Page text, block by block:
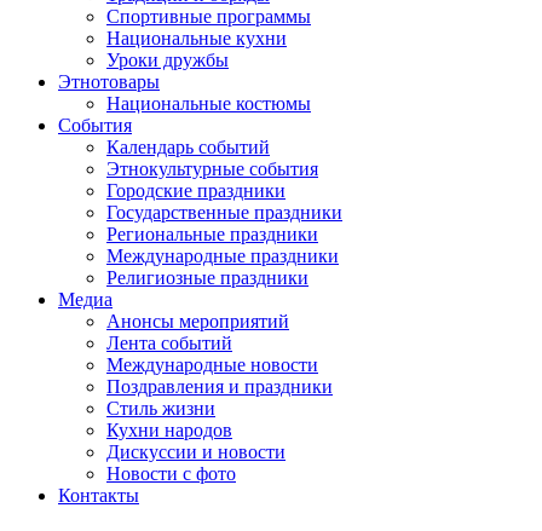
Спортивные программы
Национальные кухни
Уроки дружбы
Этнотовары
Национальные костюмы
События
Календарь событий
Этнокультурные события
Городские праздники
Государственные праздники
Региональные праздники
Международные праздники
Религиозные праздники
Медиа
Анонсы мероприятий
Лента событий
Международные новости
Поздравления и праздники
Cтиль жизни
Кухни народов
Дискуссии и новости
Новости с фото
Контакты